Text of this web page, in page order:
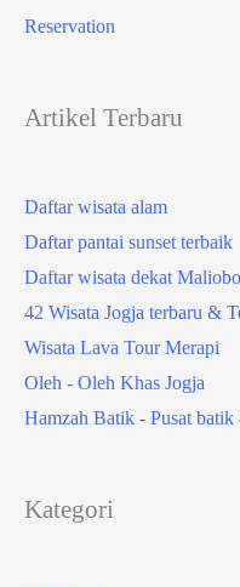
Reservation
Artikel Terbaru
Daftar wisata alam
Daftar pantai sunset terbaik
Daftar wisata dekat
42 Wisata Jogja terbaru &
Wisata Lava Tour Merapi
Oleh - Oleh Khas Jogja
Hamzah Batik - Pusat
Kategori